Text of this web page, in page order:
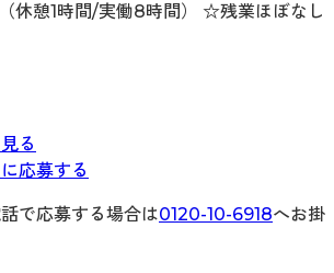
休憩1時間/実働8時間） ☆残業ほぼなし
る
応募する
で応募する場合は0120-10-6918へお掛